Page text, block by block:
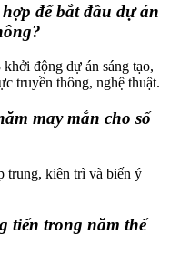
để bắt đầu dự án
động dự án sáng tạo,
truyền thông, nghệ thuật.
may mắn cho số
trung, kiên trì và biến ý
tiến trong năm thế